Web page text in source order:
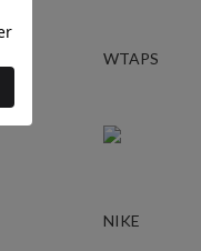
WTAPS
NIKE